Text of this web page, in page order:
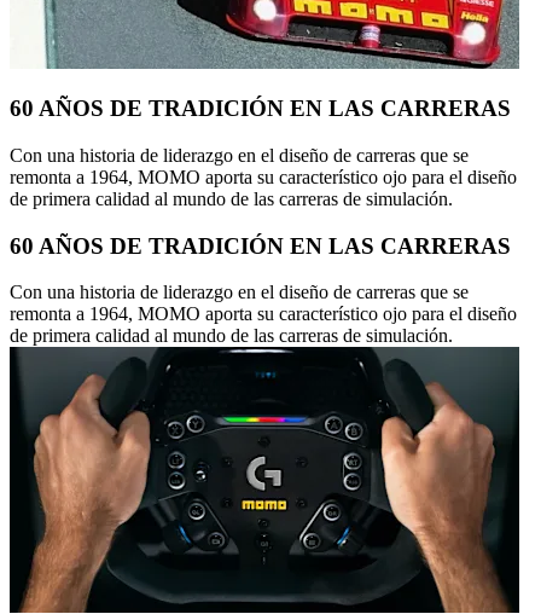
60 AÑOS DE TRADICIÓN EN LAS CARRERAS
Con una historia de liderazgo en el diseño de carreras que se
remonta a 1964, MOMO aporta su característico ojo para el diseño
de primera calidad al mundo de las carreras de simulación.
60 AÑOS DE TRADICIÓN EN LAS CARRERAS
Con una historia de liderazgo en el diseño de carreras que se
remonta a 1964, MOMO aporta su característico ojo para el diseño
de primera calidad al mundo de las carreras de simulación.